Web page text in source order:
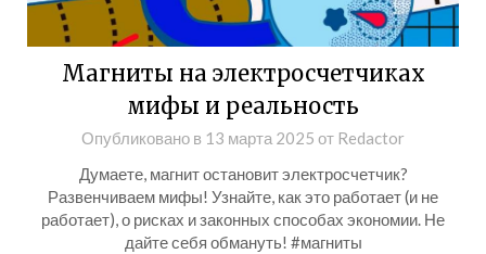
Магниты на электросчетчиках
мифы и реальность
Опубликовано в 13 марта 2025 от Redactor
Думаете, магнит остановит электросчетчик?
Развенчиваем мифы! Узнайте, как это работает (и не
работает), о рисках и законных способах экономии. Не
дайте себя обмануть! #магниты